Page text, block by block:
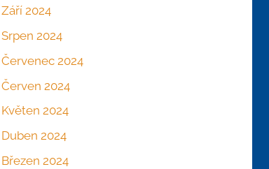
Září 2024
Srpen 2024
Červenec 2024
Červen 2024
Květen 2024
Duben 2024
Březen 2024